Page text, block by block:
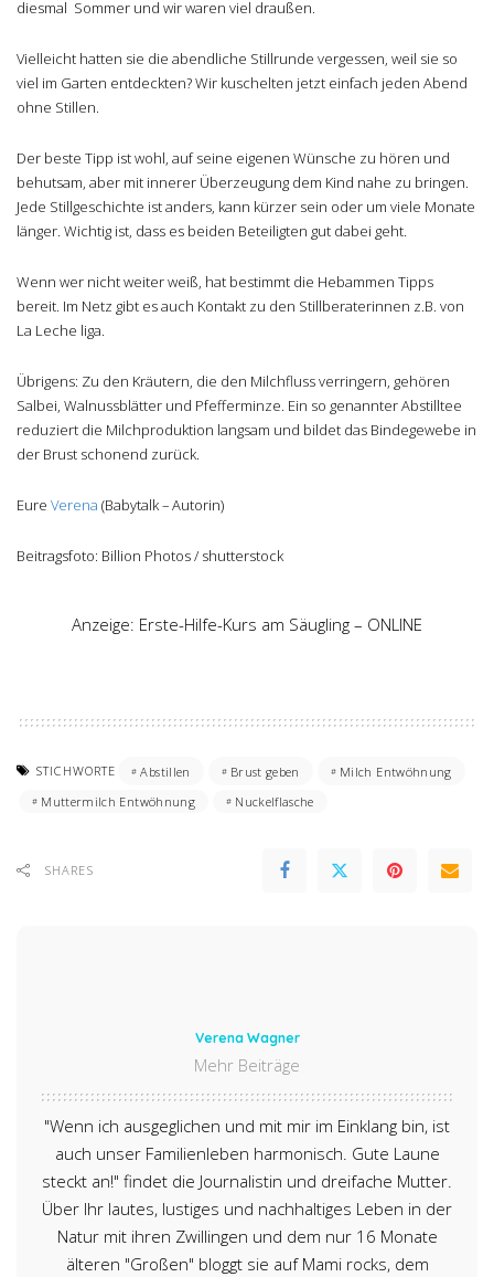
diesmal Sommer und wir waren viel draußen.
Vielleicht hatten sie die abendliche Stillrunde vergessen, weil sie so
viel im Garten entdeckten? Wir kuschelten jetzt einfach jeden Abend
ohne Stillen.
Der beste Tipp ist wohl, auf seine eigenen Wünsche zu hören und
behutsam, aber mit innerer Überzeugung dem Kind nahe zu bringen.
Jede Stillgeschichte ist anders, kann kürzer sein oder um viele Monate
länger. Wichtig ist, dass es beiden Beteiligten gut dabei geht.
Wenn wer nicht weiter weiß, hat bestimmt die Hebammen Tipps
bereit. Im Netz gibt es auch Kontakt zu den Stillberaterinnen z.B. von
La Leche liga.
Übrigens: Zu den Kräutern, die den Milchfluss verringern, gehören
Salbei, Walnussblätter und Pfefferminze. Ein so genannter Abstilltee
reduziert die Milchproduktion langsam und bildet das Bindegewebe in
der Brust schonend zurück.
Eure Verena (Babytalk – Autorin)
Beitragsfoto: Billion Photos / shutterstock
Anzeige: Erste-Hilfe-Kurs am Säugling – ONLINE
STICHWORTE Abstillen Brust geben
Milch Entwöhnung
Muttermilch Entwöhnung
Nuckelflasche
SHARES
Verena Wagner
Mehr Beiträge
"Wenn ich ausgeglichen und mit mir im Einklang bin, ist
auch unser Familienleben harmonisch. Gute Laune
steckt an!" findet die Journalistin und dreifache Mutter.
Über Ihr lautes, lustiges und nachhaltiges Leben in der
Natur mit ihren Zwillingen und dem nur 16 Monate
älteren "Großen" bloggt sie auf Mami rocks, dem